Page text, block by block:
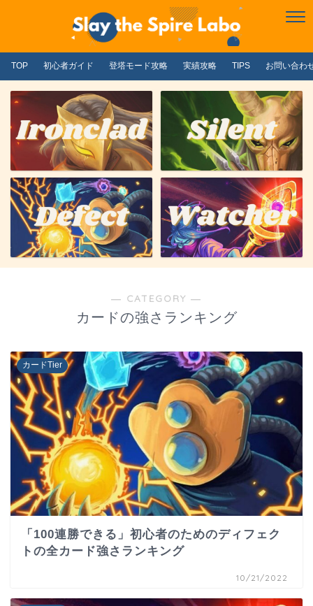
TOP 初心者ガイド 登塔モード攻略 実績攻略 TIPS お問い合わ
― CATEGORY ―
カードの強さランキング
カードTier
「100連勝できる」初心者のためのディフェク
トの全カード強さランキング
10/21/2022